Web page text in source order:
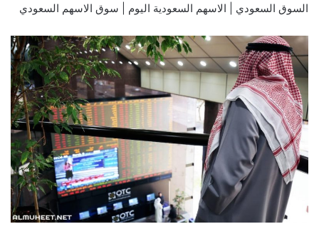
السوق السعودي | الاسهم السعودية اليوم | سوق الاسهم السعودي